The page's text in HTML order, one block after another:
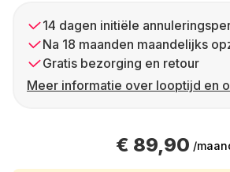
14 dagen initiële
Na 18 maanden maandelijks
Gratis bezorging en retour
Meer informatie over looptijd en
€ 89,90 /